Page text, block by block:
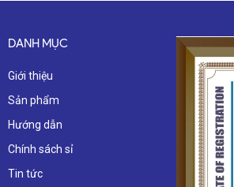
DANH MỤC
Giới thiệu
Sản phẩm
Hướng dẫn
Chính sách sỉ
Tin tức